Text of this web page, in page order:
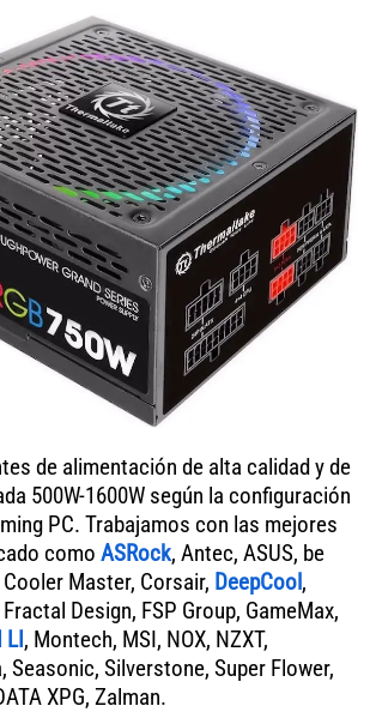
de alimentación de alta calidad y de
500W-1600W según la configuración
PC. Trabajamos con las mejores
como ASRock, Antec, ASUS, be
Master, Corsair, DeepCool,
Design, FSP Group, GameMax,
LI, Montech, MSI, NOX, NZXT,
Seasonic, Silverstone, Super Flower,
XPG, Zalman.